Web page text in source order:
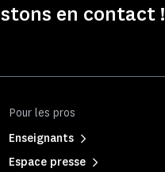
en contact !
Pour les pros
Enseignants
Espace presse